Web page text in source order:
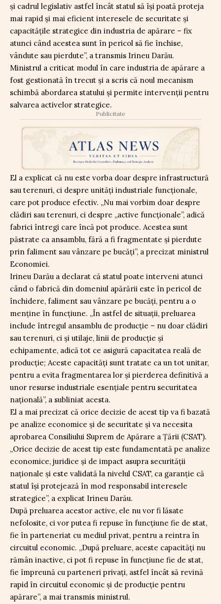
şi cadrul legislativ astfel încât statul să îşi poată proteja
mai rapid şi mai eficient interesele de securitate şi
capacităţile strategice din industria de apărare – fix
atunci când acestea sunt în pericol să fie închise,
vândute sau pierdute”, a transmis Irineu Darău.
Ministrul a criticat modul în care industria de apărare a
fost gestionată în trecut și a scris că noul mecanism
schimbă abordarea statului și permite intervenții pentru
salvarea activelor strategice.
Publicitate
El a explicat că nu este vorba doar despre infrastructură
sau terenuri, ci despre unități industriale funcționale,
care pot produce efectiv. „Nu mai vorbim doar despre
clădiri sau terenuri, ci despre „active funcţionale”, adică
fabrici întregi care încă pot produce. Acestea sunt
păstrate ca ansamblu, fără a fi fragmentate şi pierdute
prin faliment sau vânzare pe bucăţi”, a precizat ministrul
Economiei.
Irineu Darău a declarat că statul poate interveni atunci
când o fabrică din domeniul apărării este în pericol de
închidere, faliment sau vânzare pe bucăți, pentru a o
menține în funcțiune. „În astfel de situaţii, preluarea
include întregul ansamblu de producţie – nu doar clădiri
sau terenuri, ci şi utilaje, linii de producţie şi
echipamente, adică tot ce asigură capacitatea reală de
producţie; Aceste capacităţi sunt tratate ca un tot unitar,
pentru a evita fragmentarea lor şi pierderea definitivă a
unor resurse industriale esenţiale pentru securitatea
naţională”, a subliniat acesta.
El a mai precizat că orice decizie de acest tip va fi bazată
pe analize economice și de securitate și va necesita
aprobarea Consiliului Suprem de Apărare a Țării (CSAT).
„Orice decizie de acest tip este fundamentată pe analize
economice, juridice şi de impact asupra securităţii
naţionale şi este validată la nivelul CSAT, ca garanţie că
statul îşi protejează în mod responsabil interesele
strategice”, a explicat Irineu Darău.
După preluarea acestor active, ele nu vor fi lăsate
nefolosite, ci vor putea fi repuse în funcțiune fie de stat,
fie în parteneriat cu mediul privat, pentru a reintra în
circuitul economic. „După preluare, aceste capacităţi nu
rămân inactive, ci pot fi repuse în funcţiune fie de stat,
fie împreună cu parteneri privaţi, astfel încât să revină
rapid în circuitul economic şi de producţie pentru
apărare”, a mai transmis ministrul.